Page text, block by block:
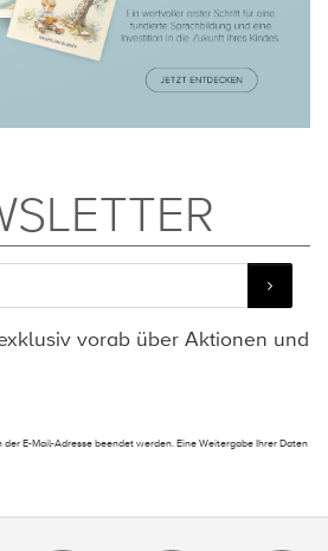
vorab über Aktionen und
E-Mail-Adresse beendet werden. Eine Weitergabe Ihrer Daten